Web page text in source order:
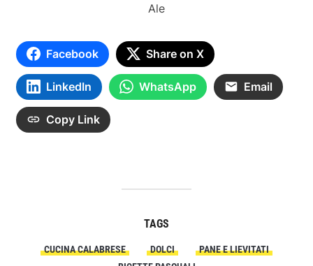
Ale
Facebook Share on X
LinkedIn WhatsApp Email
Copy Link
TAGS
CUCINA CALABRESE DOLCI
PANE E LIEVITATI